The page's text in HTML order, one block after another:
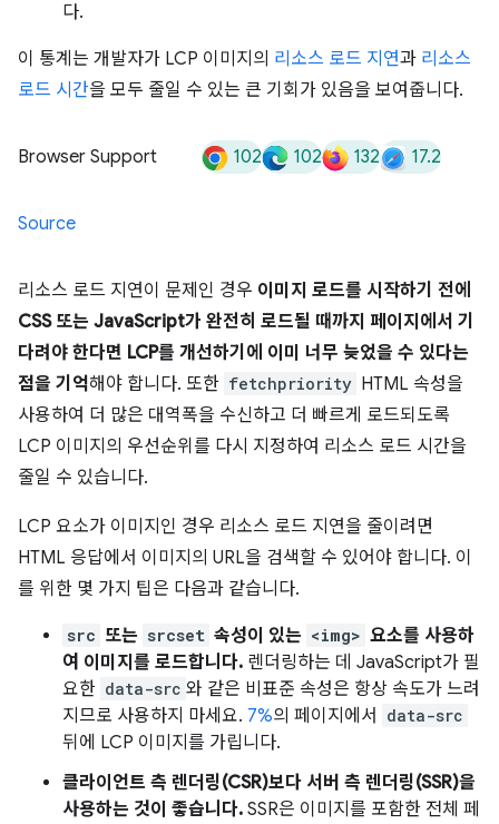
다.
이 통계는 개발자가 LCP 이미지의 리소스 로드 지연과 리소스
로드 시간을 모두 줄일 수 있는 큰 기회가 있음을 보여줍니다.
Browser Support 102 102 132 17.2
Source
리소스 로드 지연이 문제인 경우 이미지 로드를 시작하기 전에
CSS 또는 JavaScript가 완전히 로드될 때까지 페이지에서 기
다려야 한다면 LCP를 개선하기에 이미 너무 늦었을 수 있다는
점을 기억해야 합니다. 또한 fetchpriority HTML 속성을
사용하여 더 많은 대역폭을 수신하고 더 빠르게 로드되도록
LCP 이미지의 우선순위를 다시 지정하여 리소스 로드 시간을
줄일 수 있습니다.
LCP 요소가 이미지인 경우 리소스 로드 지연을 줄이려면
HTML 응답에서 이미지의 URL을 검색할 수 있어야 합니다. 이
를 위한 몇 가지 팁은 다음과 같습니다.
src 또는 srcset 속성이 있는 <img> 요소를 사용하
여 이미지를 로드합니다. 렌더링하는 데 JavaScript가 필
요한 data-src 와 같은 비표준 속성은 항상 속도가 느려
지므로 사용하지 마세요. 7%의 페이지에서 data-src
뒤에 LCP 이미지를 가립니다.
클라이언트 측 렌더링(CSR)보다 서버 측 렌더링(SSR)을
사용하는 것이 좋습니다. SSR은 이미지를 포함한 전체 페